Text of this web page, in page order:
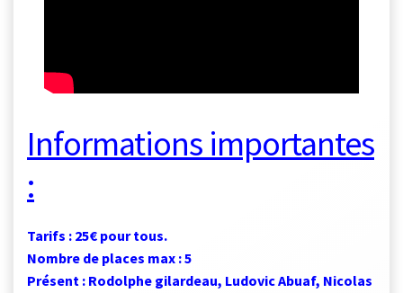
Informations importantes
:
Tarifs : 25€ pour tous.
Nombre de places max : 5
Présent : Rodolphe gilardeau, Ludovic Abuaf, Nicolas